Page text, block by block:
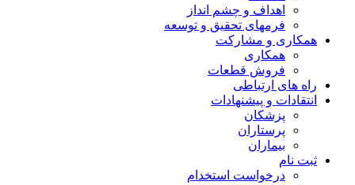
اهداف و چشم انداز
فرمهای تحقیق و توسعه
همکاری و مشارکت
همکاری
فروش قطعات
راه های ارتباطی
انتقادات و پيشنهادات
پزشكان
پرستاران
بيماران
ثبت نام
درخواست استخدام